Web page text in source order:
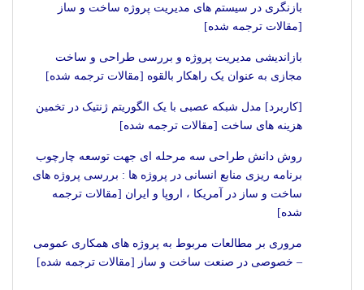
بازنگری در سیستم های مدیریت پروژه ساخت و ساز
[مقالات ترجمه شده]
بازاندیشی مدیریت پروژه و بررسی طراحی و ساخت
مجازی به عنوان یک راهکار بالقوه [مقالات ترجمه شده]
[کاربرد] مدل شبکه عصبی با یک الگوریتم ژنتیک در تخمین
هزینه های ساخت [مقالات ترجمه شده]
روش دانش طراحی سه مرحله ای جهت توسعه چارچوب
برنامه ریزی منابع انسانی در پروژه ها : بررسی پروژه های
ساخت و ساز در آمریکا ، اروپا و ایران [مقالات ترجمه
شده]
مروری بر مطالعات مربوط به پروژه های همکاری عمومی
– خصوصی در صنعت ساخت و ساز [مقالات ترجمه شده]